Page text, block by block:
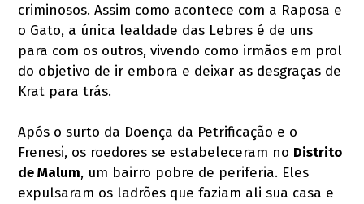
criminosos. Assim como acontece com a Raposa e
o Gato, a única lealdade das Lebres é de uns
para com os outros, vivendo como irmãos em prol
do objetivo de ir embora e deixar as desgraças de
Krat para trás.
Após o surto da Doença da Petrificação e o
Frenesi, os roedores se estabeleceram no Distrito
de Malum, um bairro pobre de periferia. Eles
expulsaram os ladrões que faziam ali sua casa e